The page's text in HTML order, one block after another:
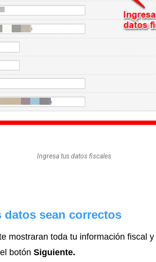
Ingresa tus datos fiscales
datos sean correctos
mostraran toda tu información fiscal
botón Siguiente.